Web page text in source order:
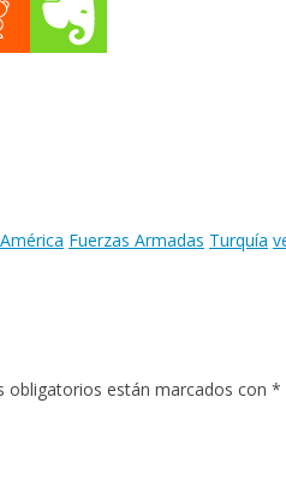
Fuerzas Armadas Turquía
obligatorios están marcados con *